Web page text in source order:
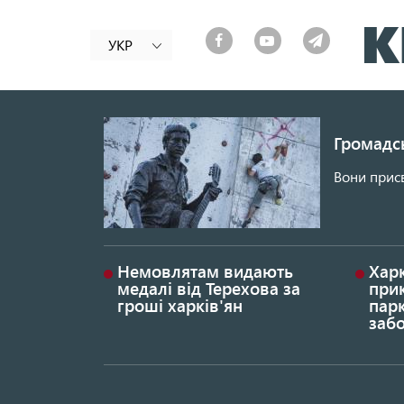
УКР
Вони
Немовлятам видають
медалі від Терехова за
гроші харків'ян